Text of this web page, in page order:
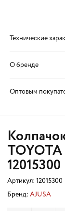
Технические
О бренде
Оптовым
TOYOTA
12015300
Артикул: 12015300
Бренд: AJUSA